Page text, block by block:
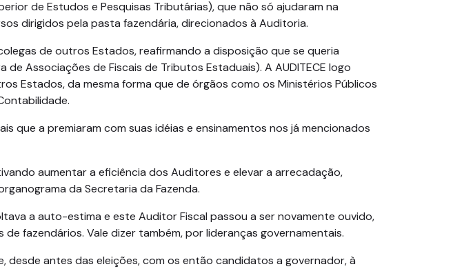
de Estudos e Pesquisas Tributárias), que não só ajudaram na
dirigidos pela pasta fazendária, direcionados à Auditoria.
de outros Estados, reafirmando a disposição que se queria
Associações de Fiscais de Tributos Estaduais). A AUDITECE logo
Estados, da mesma forma que de órgãos como os Ministérios Públicos
que a premiaram com suas idéias e ensinamentos nos já mencionados
aumentar a eficiência dos Auditores e elevar a arrecadação,
da Secretaria da Fazenda.
a auto-estima e este Auditor Fiscal passou a ser novamente ouvido,
fazendários. Vale dizer também, por lideranças governamentais.
antes das eleições, com os então candidatos a governador, à